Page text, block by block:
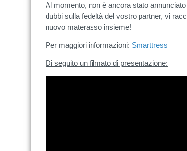
Al momento, non è ancora stato
dubbi sulla fedeltà del vostro partner, vi
nuovo materasso insieme!
Per maggiori informazioni: Smarttress
Di seguito un filmato di presentazione: